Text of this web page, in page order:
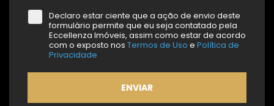
Declaro estar ciente que a ação de envio deste
formulário permite que eu seja contatado pela
Eccellenza Imóveis, assim como estar de acordo
com o exposto nos Termos de Uso e Política de
Privacidade
ENVIAR